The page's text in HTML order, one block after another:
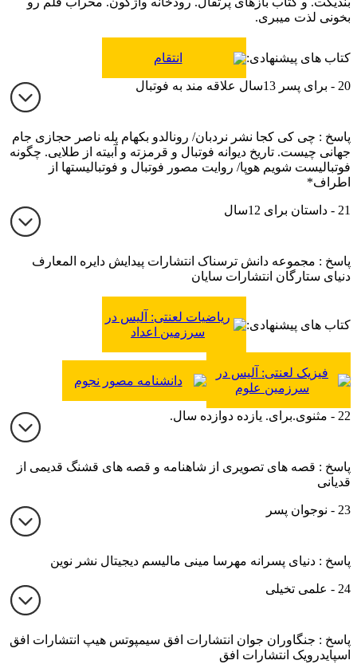
بخونی لذت میبری.
کتاب های پیشنهادی: انتقام
20 - برای پسر 13سال علاقه مند به فوتبال
پاسخ : چی کی کجا نشر نردبان/ رونالدو بکهام پله ناصر حجازی جام
جهانی چیست. تاریخ دیوانه فوتبال و قرمزته و آبیته از طلایی. چگونه
فوتبالیست شویم هوپا/ روایت مصور فوتبال و فوتبالیستها از
اطراف*
21 - داستان برای 12سال
پاسخ : مجموعه دانش ترسناک انتشارات پیدایش دایره المعارف
دنیای ستارگان انتشارات سایان
کتاب های پیشنهادی:
ریاضیات لعنتی: آلیس در
سرزمین اعداد
فیزیک لعنتی: آلیس در
سرزمین علوم
دانشنامه مصور نجوم
22 - مثنوی.برای. یازده دوازده سال.
پاسخ : قصه های تصویری از شاهنامه و قصه های قشنگ قدیمی از
قدیانی
23 - نوجوان پسر
پاسخ : دنیای پسرانه مهرسا مینی مالیسم دیجیتال نشر نوین
24 - علمی تخیلی
پاسخ : جنگاوران جوان انتشارات افق سیمپوتس هیپ انتشارات افق
اسپایدرویک انتشارات افق